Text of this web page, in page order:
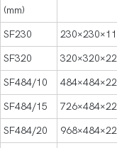
(mm)
SF230
SF320
SF484/10
SF484/15
SF484/20